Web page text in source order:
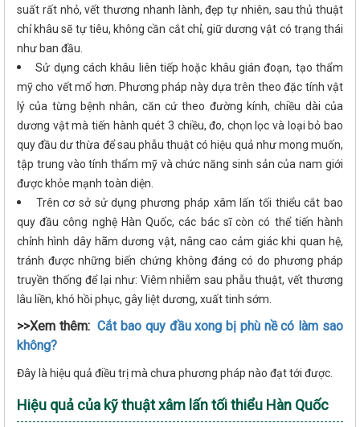
suất rất nhỏ, vết thương nhanh lành, đẹp tự nhiên, sau thủ thuật
chỉ khâu sẽ tự tiêu, không cần cắt chỉ, giữ dương vật có trạng thái
như ban đầu.
Sử dụng cách khâu liên tiếp hoặc khâu gián đoạn, tạo thẩm
mỹ cho vết mổ hơn. Phương pháp này dựa trên theo đặc tính vật
lý của từng bệnh nhân, căn cứ theo đường kính, chiều dài của
dương vật mà tiến hành quét 3 chiều, đo, chọn lọc và loại bỏ bao
quy đầu dư thừa để sau phẫu thuật có hiệu quả như mong muốn,
tập trung vào tính thẩm mỹ và chức năng sinh sản của nam giới
được khỏe mạnh toàn diện.
Trên cơ sở sử dụng phương pháp xâm lấn tối thiểu cắt bao
quy đầu công nghệ Hàn Quốc, các bác sĩ còn có thể tiến hành
chỉnh hình dây hãm dương vật, nâng cao cảm giác khi quan hệ,
tránh được những biến chứng không đáng có do phương pháp
truyền thống để lại như: Viêm nhiễm sau phẫu thuật, vết thương
lâu liền, khó hồi phục, gây liệt dương, xuất tinh sớm.
>>Xem thêm: Cắt bao quy đầu xong bị phù nề có làm sao
không?
Đây là hiệu quả điều trị mà chưa phương pháp nào đạt tới được.
Hiệu quả của kỹ thuật xâm lấn tối thiểu Hàn Quốc